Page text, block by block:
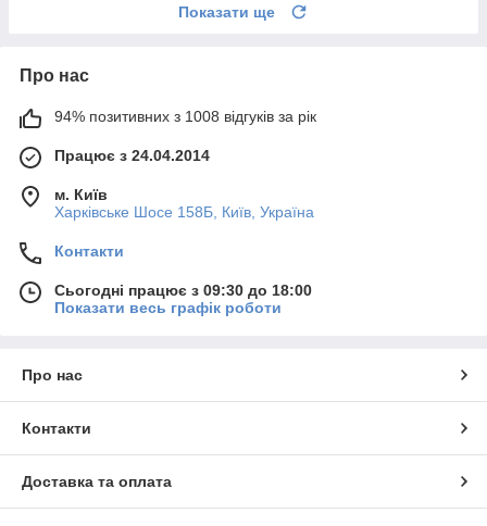
Показати ще
Про нас
94% позитивних з 1008 відгуків за рік
Працює з 24.04.2014
м. Київ
Харківське Шосе 158Б, Київ, Україна
Контакти
Сьогодні працює з 09:30 до 18:00
Показати весь графік роботи
Про нас
Контакти
Доставка та оплата